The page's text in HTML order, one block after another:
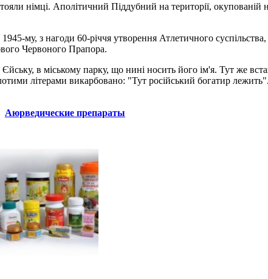
німці. Аполітичний Піддубний на території,
му, з нагоди 60-річчя утворення Атлетичного
Червоного Прапора.
в міському парку, що нині носить його ім'я. Тут же
літерами викарбовано: "Тут російський богатир лежить".
Аюрведические препараты